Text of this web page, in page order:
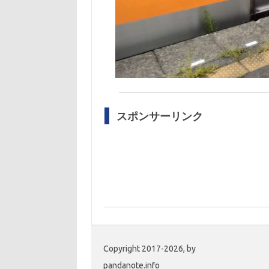
スポンサーリンク
Copyright 2017-2026, by
pandanote.info